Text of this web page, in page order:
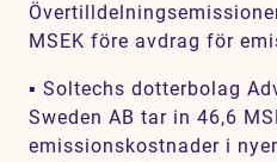
MSEK före avdrag för
▪ Soltechs dotterbolag
Sweden AB tar in 46,6
emissionskostnader i